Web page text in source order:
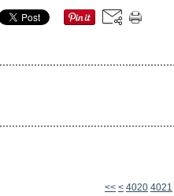
<< < 4000
4010
4020 4021